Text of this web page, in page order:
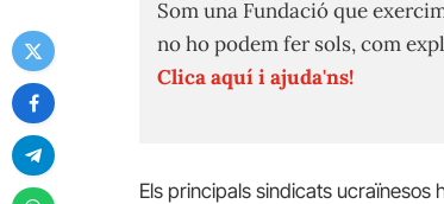
Som una Fundació que
no ho podem fer sols, com
Clica aquí i ajuda'ns!
Els principals sindicats